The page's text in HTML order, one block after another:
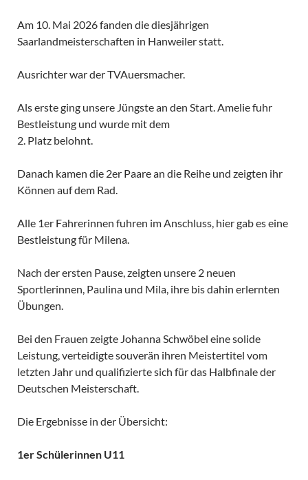
Am 10. Mai 2026 fanden die diesjährigen
Saarlandmeisterschaften in Hanweiler statt.
Ausrichter war der TVAuersmacher.
Als erste ging unsere Jüngste an den Start. Amelie fuhr
Bestleistung und wurde mit dem
2. Platz belohnt.
Danach kamen die 2er Paare an die Reihe und zeigten ihr
Können auf dem Rad.
Alle 1er Fahrerinnen fuhren im Anschluss, hier gab es eine
Bestleistung für Milena.
Nach der ersten Pause, zeigten unsere 2 neuen
Sportlerinnen, Paulina und Mila, ihre bis dahin erlernten
Übungen.
Bei den Frauen zeigte Johanna Schwöbel eine solide
Leistung, verteidigte souverän ihren Meistertitel vom
letzten Jahr und qualifizierte sich für das Halbfinale der
Deutschen Meisterschaft.
Die Ergebnisse in der Übersicht:
1er Schülerinnen U11